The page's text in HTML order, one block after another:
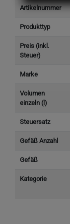
Artikelnummer
Produkttyp
Preis (inkl.
Steuer)
Marke
Volumen
einzeln (l)
Steuersatz
Gefäß Anzahl
Gefäß
Kategorie